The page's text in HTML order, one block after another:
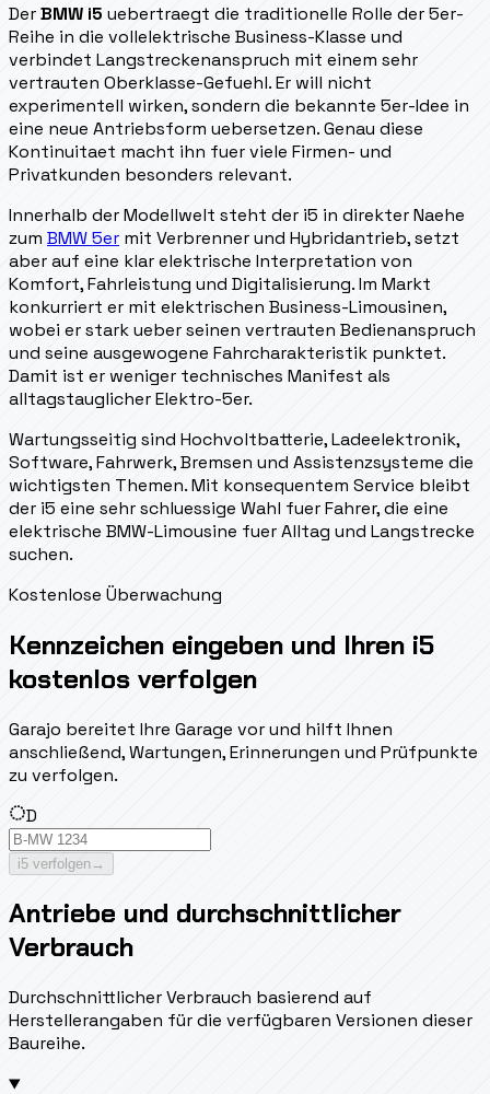
DerBMW i5 uebertraegt die traditionelle Rolle der 5er-
Reihe in die vollelektrische Business-Klasse und
verbindet Langstreckenanspruch mit einem sehr
vertrauten Oberklasse-Gefuehl. Er will nicht
experimentell wirken, sondern die bekannte 5er-Idee in
eine neue Antriebsform uebersetzen. Genau diese
Kontinuitaet macht ihn fuer viele Firmen- und
Privatkunden besonders relevant.
Innerhalb der Modellwelt steht der i5 in direkter Naehe
zum BMW 5er mit Verbrenner und Hybridantrieb, setzt
aber auf eine klar elektrische Interpretation von
Komfort, Fahrleistung und Digitalisierung. Im Markt
konkurriert er mit elektrischen Business-Limousinen,
wobei er stark ueber seinen vertrauten Bedienanspruch
und seine ausgewogene Fahrcharakteristik punktet.
Damit ist er weniger technisches Manifest als
alltagstauglicher Elektro-5er.
Wartungsseitig sind Hochvoltbatterie, Ladeelektronik,
Software, Fahrwerk, Bremsen und Assistenzsysteme die
wichtigsten Themen. Mit konsequentem Service bleibt
der i5 eine sehr schluessige Wahl fuer Fahrer, die eine
elektrische BMW-Limousine fuer Alltag und Langstrecke
suchen.
Kostenlose Überwachung
Kennzeichen eingeben und Ihren i5
kostenlos verfolgen
Garajo bereitet Ihre Garage vor und hilft Ihnen
anschließend, Wartungen, Erinnerungen und Prüfpunkte
zu verfolgen.
D
i5 verfolgen →
Antriebe und durchschnittlicher
Verbrauch
Durchschnittlicher Verbrauch basierend auf
Herstellerangaben für die verfügbaren Versionen dieser
Baureihe.